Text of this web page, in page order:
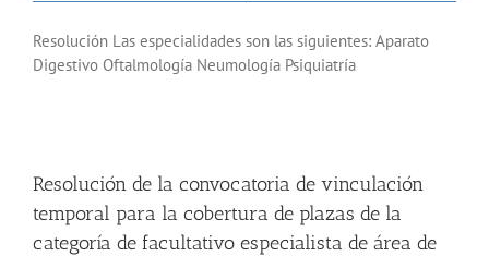
Resolución Las especialidades son las siguientes: Aparato
Digestivo Oftalmología Neumología Psiquiatría
Resolución de la convocatoria de vinculación
temporal para la cobertura de plazas de la
categoría de facultativo especialista de área de